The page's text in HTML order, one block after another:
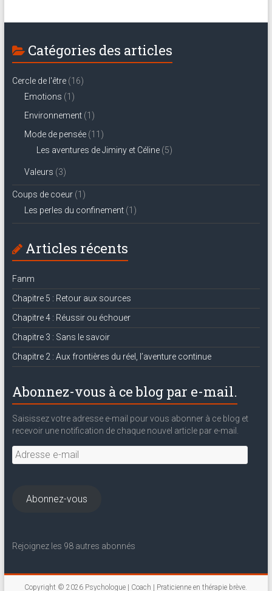
Catégories des articles
Cercle de l'être(16)
Emotions (1)
Environnement(1)
Mode de pensée(11)
Les aventures de Jiminy et Céline(5)
Valeurs (3)
Coups de coeur(1)
Les perles du confinement(1)
Articles récents
Fanm
Chapitre 5 : Retour aux sources
Chapitre 4 : Réussir ou échouer
Chapitre 3 : Sans le savoir
Chapitre 2 : Aux frontières du réel, l’aventure continue
Abonnez-vous à ce blog par e-mail.
Saisissez votre adresse e-mail pour vous abonner à ce blog et
recevoir une notification de chaque nouvel article par e-mail.
Adresse
e-
Abonnez-vous
Rejoignez les 98 autres abonnés
Copyright © 2026 Psychologue | Coach | Praticienne en thérapie brève.